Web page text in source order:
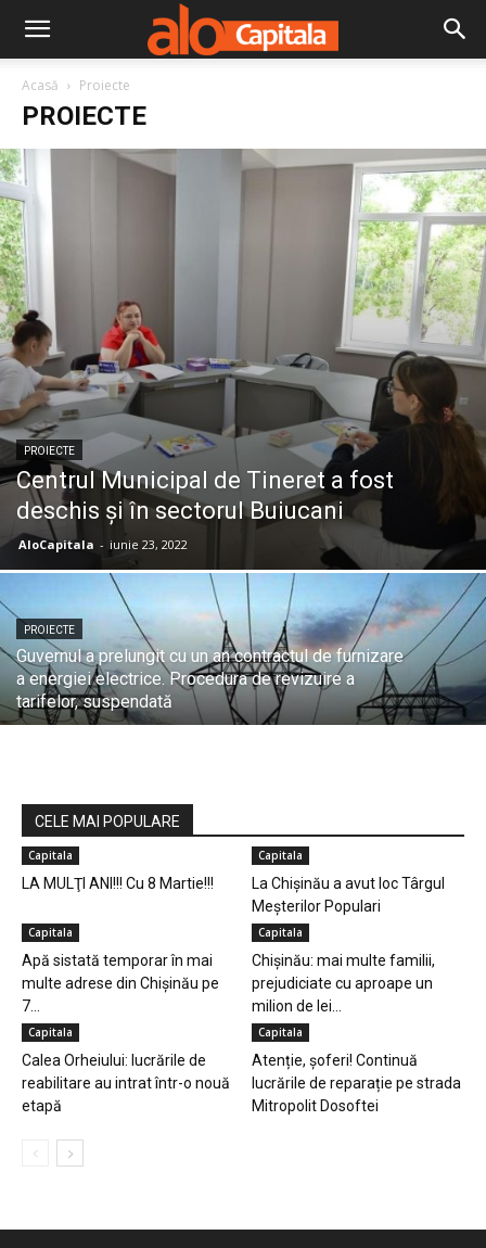
Acasă Proiecte
PROIECTE
PROIECTE
Centrul Municipal de Tineret a fost
deschis și în sectorul Buiucani
AloCapitala - iunie 23, 2022
PROIECTE
Guvernul a prelungit cu un an contractul de furnizare
a energiei electrice. Procedura de revizuire a
tarifelor, suspendată
CELE MAI POPULARE
Capitala
LA MULŢI ANI!!! Cu 8 Martie!!!
Capitala
La Chișinău a avut loc Târgul
Meșterilor Populari
Capitala
Apă sistată temporar în mai
multe adrese din Chișinău pe
7...
Capitala
Chișinău: mai multe familii,
prejudiciate cu aproape un
milion de lei...
Capitala
Calea Orheiului: lucrările de
reabilitare au intrat într-o nouă
etapă
Capitala
Atenție, șoferi! Continuă
lucrările de reparație pe strada
Mitropolit Dosoftei